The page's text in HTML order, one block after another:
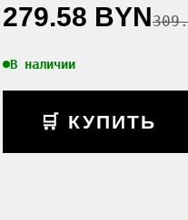
279.58 BYN
В наличии
🛒 КУПИТЬ